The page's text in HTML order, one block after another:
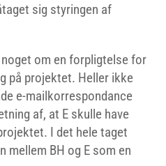
sig styringen af
om en forpligtelse for
på projektet. Heller ikke
e-mailkorrespondance
af, at E skulle have
I det hele taget
BH og E som en